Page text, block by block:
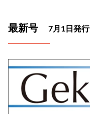
最新号 7月1日発行